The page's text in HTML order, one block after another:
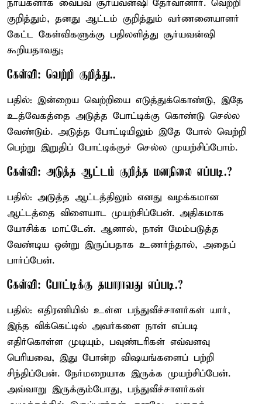
நாயகனாக வைபவ் சூர்யவன்ஷி தேர்வானார். வெற்றி
குறித்தும், தனது ஆட்டம் குறித்தும் வர்ணனையாளர்
கேட்ட கேள்விகளுக்கு பதிலளித்து சூர்யவன்ஷி
கூறியதாவது;
கேள்வி: வெற்றி குறித்து..
பதில்: இன்றைய வெற்றியை எடுத்துக்கொண்டு, இதே
உத்வேகத்தை அடுத்த போட்டிக்கு கொண்டு செல்ல
வேண்டும். அடுத்த போட்டியிலும் இதே போல் வெற்றி
பெற்று இறுதிப் போட்டிக்குச் செல்ல முயற்சிப்போம்.
கேள்வி: அடுத்த ஆட்டம் குறித்த மனநிலை எப்படி.?
பதில்: அடுத்த ஆட்டத்திலும் எனது வழக்கமான
ஆட்டத்தை விளையாட முயற்சிப்பேன். அதிகமாக
யோசிக்க மாட்டேன். ஆனால், நான் மேம்படுத்த
வேண்டிய ஒன்று இருப்பதாக உணர்ந்தால், அதைப்
பார்ப்பேன்.
கேள்வி: போட்டிக்கு தயாராவது எப்படி.?
பதில்: எதிரணியில் உள்ள பந்துவீச்சாளர்கள் யார்,
இந்த விக்கெட்டில் அவர்களை நான் எப்படி
எதிர்கொள்ள முடியும், பவுண்டரிகள் எவ்வளவு
பெரியவை, இது போன்ற விஷயங்களைப் பற்றி
சிந்திப்பேன். நேர்மறையாக இருக்க முயற்சிப்பேன்.
அவ்வாறு இருக்கும்போது, ​​பந்துவீச்சாளர்கள்